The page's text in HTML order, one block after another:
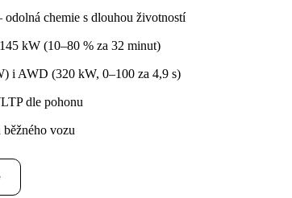
chemie s dlouhou životností
kW (10–80 % za 32 minut)
i AWD (320 kW, 0–100 za 4,9 s)
dle pohonu
vozu